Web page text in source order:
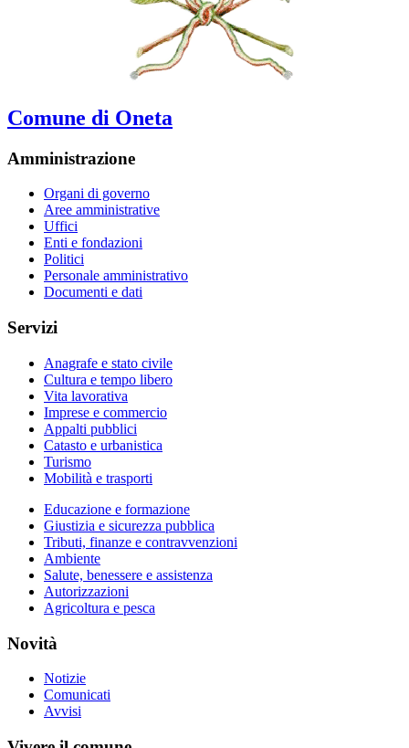
Comune di Oneta
Amministrazione
Organi di governo
Aree amministrative
Uffici
Enti e fondazioni
Politici
Personale amministrativo
Documenti e dati
Servizi
Anagrafe e stato civile
Cultura e tempo libero
Vita lavorativa
Imprese e commercio
Appalti pubblici
Catasto e urbanistica
Turismo
Mobilità e trasporti
Educazione e formazione
Giustizia e sicurezza pubblica
Tributi, finanze e contravvenzioni
Ambiente
Salute, benessere e assistenza
Autorizzazioni
Agricoltura e pesca
Novità
Notizie
Comunicati
Avvisi